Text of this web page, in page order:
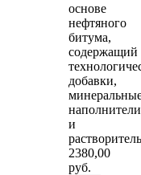
основе
нефтяного
битума,
содержащий
добавки,
наполнители
и
растворитель
2380,00
руб.